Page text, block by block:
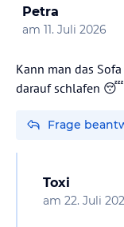
Petra
am 11. Juli 2026
Kann man das
darauf schlafen 😴
Frage
Toxi
am 22. Juli